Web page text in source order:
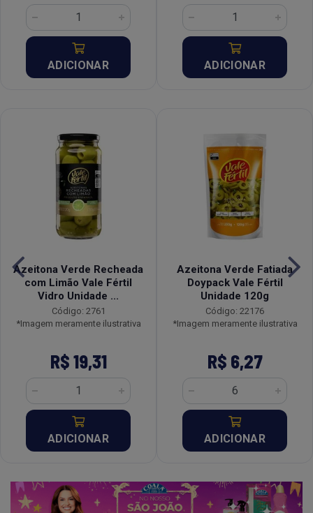
ADICIONAR ADICIONAR
Azeitona Verde Recheada
com Limão Vale Fértil
Vidro Unidade ...
Código: 2761
*Imagem meramente ilustrativa
R$ 19,31
ADICIONAR
Azeitona Verde Fatiada
Doypack Vale Fértil
Unidade 120g
Código: 22176
*Imagem meramente ilustrativa
R$ 6,27
ADICIONAR